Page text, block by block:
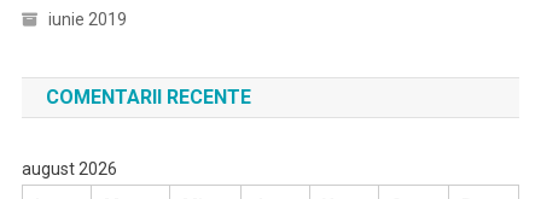
iunie 2019
COMENTARII RECENTE
august 2026